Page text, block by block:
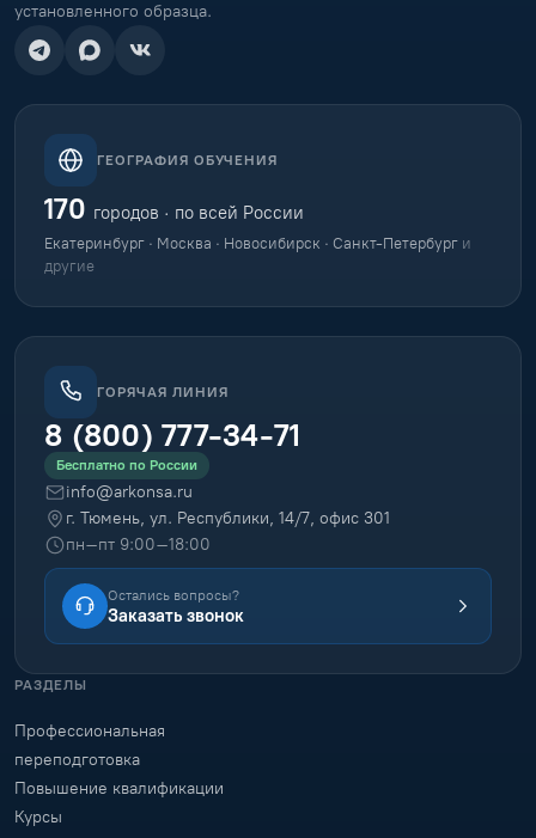
установленного образца.
ГЕОГРАФИЯ ОБУЧЕНИЯ
170 городов · по всей России
Екатеринбург · Москва · Новосибирск · Санкт-Петербург и
другие
ГОРЯЧАЯ ЛИНИЯ
8 (800) 777-34-71
Бесплатно по России
info@arkonsa.ru
г. Тюмень, ул. Республики, 14/7, офис 301
пн–пт 9:00–18:00
Остались вопросы?
Заказать звонок
РАЗДЕЛЫ
Профессиональная
переподготовка
Повышение квалификации
Курсы